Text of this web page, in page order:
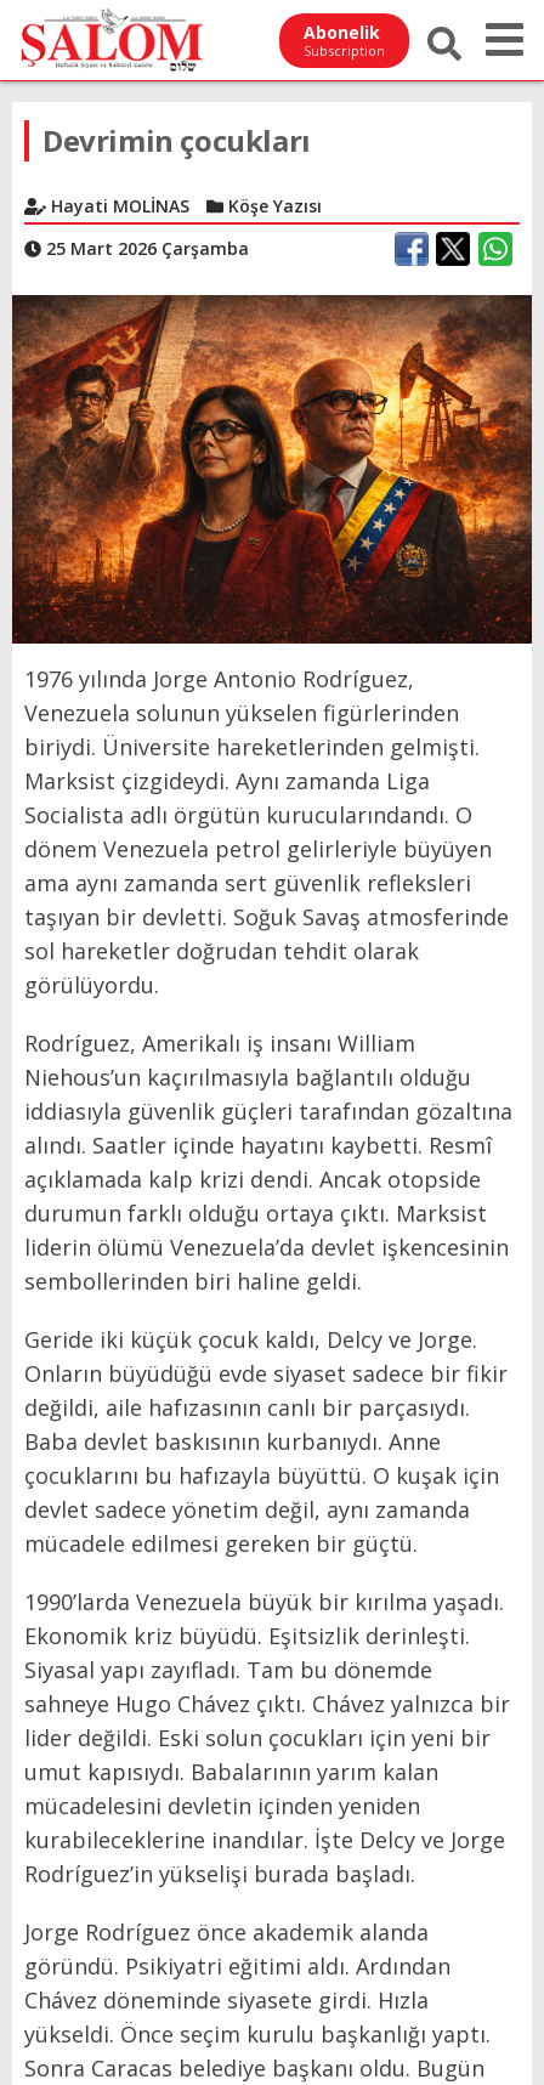
Abonelik
Subscription
Devrimin çocukları
Hayati MOLİNAS
Köşe Yazısı
25 Mart 2026 Çarşamba
1976 yılında Jorge Antonio Rodríguez,
Venezuela solunun yükselen figürlerinden
biriydi. Üniversite hareketlerinden gelmişti.
Marksist çizgideydi. Aynı zamanda Liga
Socialista adlı örgütün kurucularındandı. O
dönem Venezuela petrol gelirleriyle büyüyen
ama aynı zamanda sert güvenlik refleksleri
taşıyan bir devletti. Soğuk Savaş atmosferinde
sol hareketler doğrudan tehdit olarak
görülüyordu.
Rodríguez, Amerikalı iş insanı William
Niehous’un kaçırılmasıyla bağlantılı olduğu
iddiasıyla güvenlik güçleri tarafından gözaltına
alındı. Saatler içinde hayatını kaybetti. Resmî
açıklamada kalp krizi dendi. Ancak otopside
durumun farklı olduğu ortaya çıktı. Marksist
liderin ölümü Venezuela’da devlet işkencesinin
sembollerinden biri haline geldi.
Geride iki küçük çocuk kaldı, Delcy ve Jorge.
Onların büyüdüğü evde siyaset sadece bir fikir
değildi, aile hafızasının canlı bir parçasıydı.
Baba devlet baskısının kurbanıydı. Anne
çocuklarını bu hafızayla büyüttü. O kuşak için
devlet sadece yönetim değil, aynı zamanda
mücadele edilmesi gereken bir güçtü.
1990’larda Venezuela büyük bir kırılma yaşadı.
Ekonomik kriz büyüdü. Eşitsizlik derinleşti.
Siyasal yapı zayıfladı. Tam bu dönemde
sahneye Hugo Chávez çıktı. Chávez yalnızca bir
lider değildi. Eski solun çocukları için yeni bir
umut kapısıydı. Babalarının yarım kalan
mücadelesini devletin içinden yeniden
kurabileceklerine inandılar. İşte Delcy ve Jorge
Rodríguez’in yükselişi burada başladı.
Jorge Rodríguez önce akademik alanda
göründü. Psikiyatri eğitimi aldı. Ardından
Chávez döneminde siyasete girdi. Hızla
yükseldi. Önce seçim kurulu başkanlığı yaptı.
Sonra Caracas belediye başkanı oldu. Bugün